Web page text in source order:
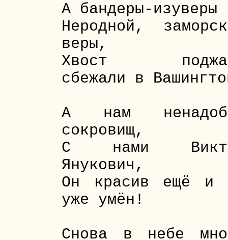
А бандеры-изуверы
Неродной,
веры,
Хвост
сбежали в
А нам
сокровищ,
С нами
Янукович,
Он красив ещё и
уже умён!
Снова в небе